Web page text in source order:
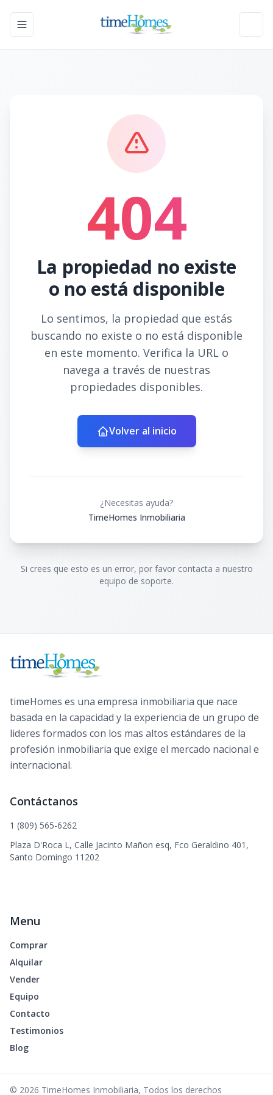
Toggle navigation menu
404
La propiedad no existe
o no está disponible
Lo sentimos, la propiedad que estás
buscando no existe o no está disponible
en este momento. Verifica la URL o
navega a través de nuestras
propiedades disponibles.
Volver al inicio
¿Necesitas ayuda?
TimeHomes Inmobiliaria
Si crees que esto es un error, por favor contacta a nuestro
equipo de soporte.
timeHomes es una empresa inmobiliaria que nace
basada en la capacidad y la experiencia de un grupo de
lideres formados con los mas altos estándares de la
profesión inmobiliaria que exige el mercado nacional e
internacional.
Contáctanos
1 (809) 565-6262
Plaza D'Roca L, Calle Jacinto Mañon esq, Fco Geraldino 401,
Santo Domingo 11202
Menu
Comprar
Alquilar
Vender
Equipo
Contacto
Testimonios
Blog
© 2026 TimeHomes Inmobiliaria, Todos los derechos